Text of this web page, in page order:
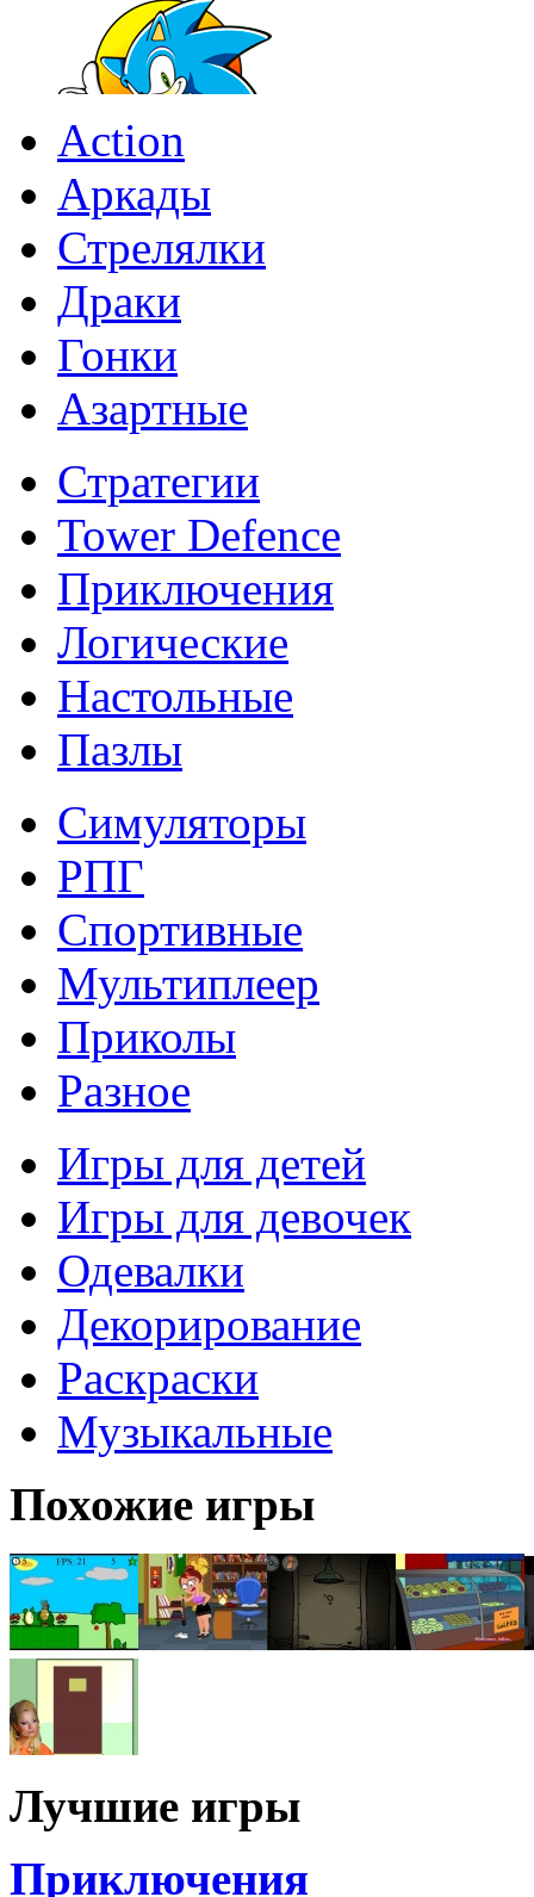
Action
Аркады
Стрелялки
Драки
Гонки
Азартные
Стратегии
Tower Defence
Приключения
Логические
Настольные
Пазлы
Симуляторы
РПГ
Спортивные
Мультиплеер
Приколы
Разное
Игры для детей
Игры для девочек
Одевалки
Декорирование
Раскраски
Музыкальные
Похожие игры
Лучшие игры
Приключения